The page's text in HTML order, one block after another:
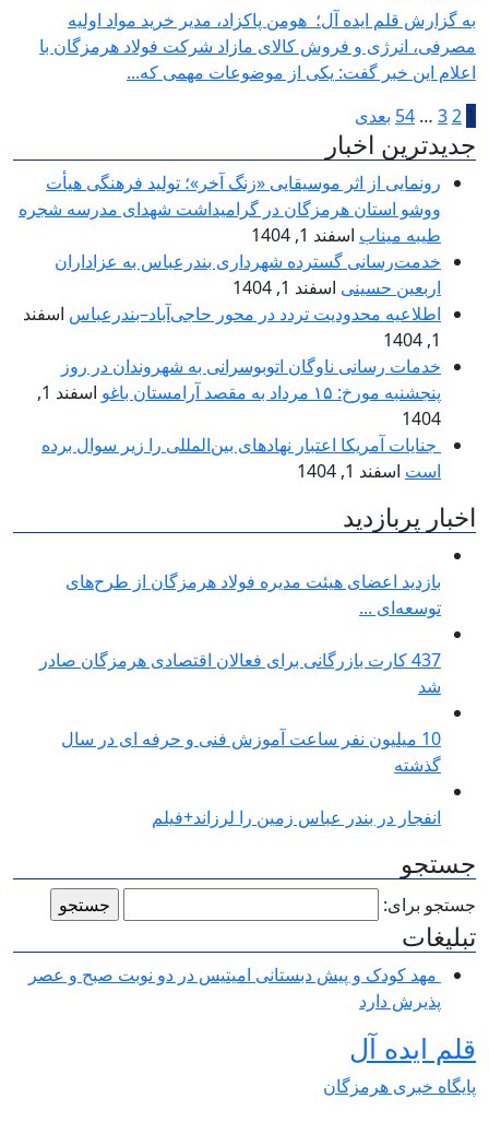
به گزارش قلم ایده آل؛ هومن پاکزاد، مدیر خرید مواد اولیه
مصرفی، انرژی و فروش کالای مازاد شرکت فولاد هرمزگان با
اعلام این خبر گفت: یکی از موضوعات مهمی که...
1
2
3
…
54 بعدی
جدیدترین اخبار
رونمایی از اثر موسیقایی «زنگ آخر»؛ تولید فرهنگی هیأت
ووشو استان هرمزگان در گرامیداشت شهدای مدرسه شجره
طیبه میناب اسفند 1, 1404
خدمت‌رسانی گسترده شهرداری بندرعباس به عزاداران
اربعین حسینی اسفند 1, 1404
اطلاعیه محدودیت تردد در محور حاجی‌آباد–بندرعباس اسفند
1, 1404
خدمات رسانی ناوگان اتوبوسرانی به شهروندان در روز
پنجشنبه مورخ: ۱۵ مرداد به مقصد آرامستان باغو
اسفند 1,
1404
جنایات آمریکا اعتبار نهادهای بین‌المللی را زیر سوال برده
است اسفند 1, 1404
اخبار پربازدید
بازدید اعضای هیئت مدیره فولاد هرمزگان از طرح‌های
توسعه‌ای ...
437 کارت بازرگانی برای فعالان اقتصادی هرمزگان صادر
شد
10 میلیون نفر ساعت آموزش فنی و حرفه ای در سال
گذشته
انفجار در بندر عباس زمین را لرزاند+فیلم
جستجو
جستجو برای:
تبلیغات
مهد کودک و پیش دبستانی امیتیس در دو نوبت صبح و عصر
پذیرش دارد
قلم ایده آل
پایگاه خبری هرمزگان